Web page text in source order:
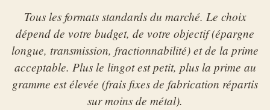
Tous les formats standards du marché. Le choix
dépend de votre budget, de votre objectif (épargne
longue, transmission, fractionnabilité) et de la prime
acceptable. Plus le lingot est petit, plus la prime au
gramme est élevée (frais fixes de fabrication répartis
sur moins de métal).